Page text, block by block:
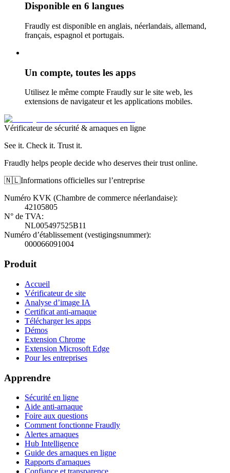
Disponible en 6 langues
Fraudly est disponible en anglais, néerlandais, allemand,
français, espagnol et portugais.
Un compte, toutes les apps
Utilisez le même compte Fraudly sur le site web, les
extensions de navigateur et les applications mobiles.
Vérificateur de sécurité & arnaques en ligne
See it. Check it. Trust it.
Fraudly helps people decide who deserves their trust online.
🇳🇱Informations officielles sur l’entreprise
Numéro KVK (Chambre de commerce néerlandaise):
42105805
N° de TVA:
NL005497525B11
Numéro d’établissement (vestigingsnummer):
000066091004
Produit
Accueil
Vérificateur de site
Analyse d’image IA
Certificat anti-arnaque
Télécharger les apps
Démos
Extension Chrome
Extension Microsoft Edge
Pour les entreprises
Apprendre
Sécurité en ligne
Aide anti-arnaque
Foire aux questions
Comment fonctionne Fraudly
Alertes arnaques
Hub Intelligence
Guide des arnaques en ligne
Rapports d'arnaques